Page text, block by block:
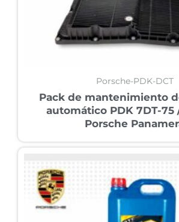
Porsche-PDK-DCT
Pack de mantenimiento
automático PDK 7DT-75
Porsche